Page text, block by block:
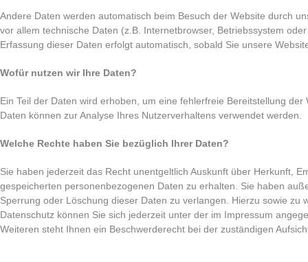
Andere Daten werden automatisch beim Besuch der Website durch
vor allem technische Daten (z.B. Internetbrowser, Betriebssystem
Erfassung dieser Daten erfolgt automatisch, sobald Sie unsere
Wofür nutzen wir Ihre Daten?
Ein Teil der Daten wird erhoben, um eine fehlerfreie Bereitstellung
Daten können zur Analyse Ihres Nutzerverhaltens verwendet werden.
Welche Rechte haben Sie bezüglich Ihrer Daten?
Sie haben jederzeit das Recht unentgeltlich Auskunft über Herkunft,
gespeicherten personenbezogenen Daten zu erhalten. Sie haben
Sperrung oder Löschung dieser Daten zu verlangen. Hierzu sowie zu
Datenschutz können Sie sich jederzeit unter der im Impressum
Weiteren steht Ihnen ein Beschwerderecht bei der zuständigen